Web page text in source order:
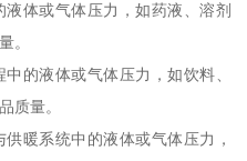
体或气体压力，如药液、溶剂
。
的液体或气体压力，如饮料、
质量。
暖系统中的液体或气体压力，